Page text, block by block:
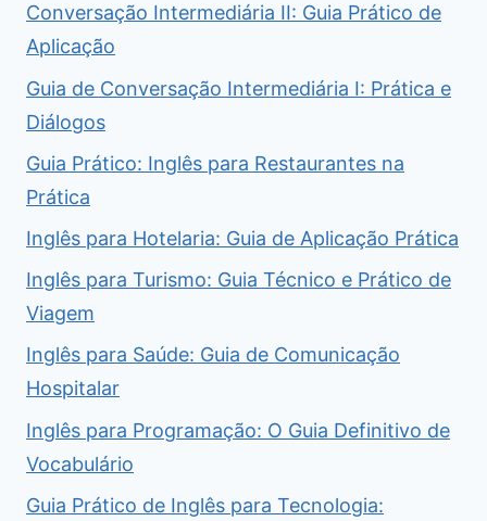
Conversação Intermediária II: Guia Prático de
Aplicação
Guia de Conversação Intermediária I: Prática e
Diálogos
Guia Prático: Inglês para Restaurantes na
Prática
Inglês para Hotelaria: Guia de Aplicação Prática
Inglês para Turismo: Guia Técnico e Prático de
Viagem
Inglês para Saúde: Guia de Comunicação
Hospitalar
Inglês para Programação: O Guia Definitivo de
Vocabulário
Guia Prático de Inglês para Tecnologia: